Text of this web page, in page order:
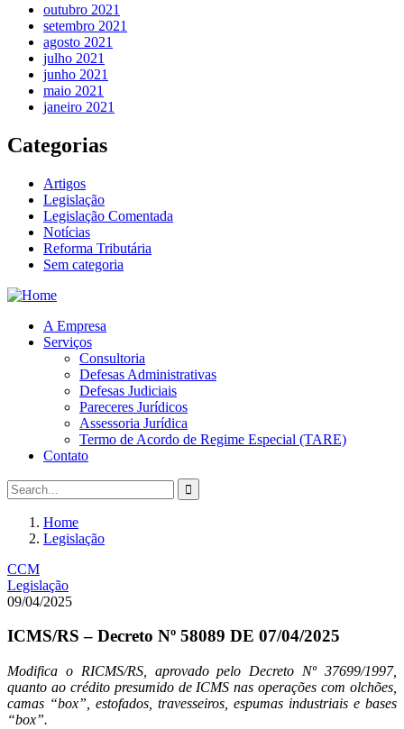
outubro 2021
setembro 2021
agosto 2021
julho 2021
junho 2021
maio 2021
janeiro 2021
Categorias
Artigos
Legislação
Legislação Comentada
Notícias
Reforma Tributária
Sem categoria
A Empresa
Serviços
Consultoria
Defesas Administrativas
Defesas Judiciais
Pareceres Jurídicos
Assessoria Jurídica
Termo de Acordo de Regime Especial (TARE)
Contato
Home
Legislação
CCM
Legislação
09/04/2025
ICMS/RS – Decreto Nº 58089 DE 07/04/2025
Modifica o RICMS/RS, aprovado pelo Decreto Nº 37699/1997,
quanto ao crédito presumido de ICMS nas operações com olchões,
camas “box”, estofados, travesseiros, espumas industriais e bases
“box”.